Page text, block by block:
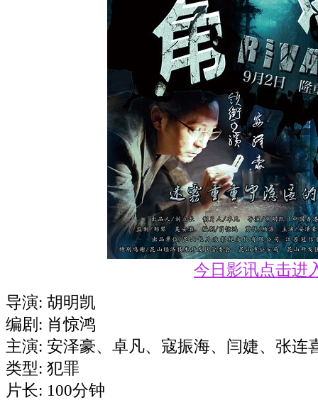
今日影讯点击进
导演: 胡明凯
编剧: 肖惊鸿
主演: 安泽豪、卓凡、寇振海、闫婕、张连
类型: 犯罪
片长: 100分钟